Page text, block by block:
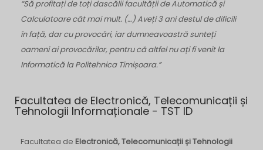
“Să profitați de toți dascălii facultății de Automatică și
Calculatoare cât mai mult. (…) Aveți 3 ani destul de dificili
în față, dar cu provocări, iar dumneavoastră sunteți
oameni ai provocărilor, pentru că altfel nu ați fi venit la
Informatică la Politehnica Timișoara.”
Facultatea de Electronică, Telecomunicații și
Tehnologii Informaționale - TST ID
Facultatea de Electronică, Telecomunicații și Tehnologii